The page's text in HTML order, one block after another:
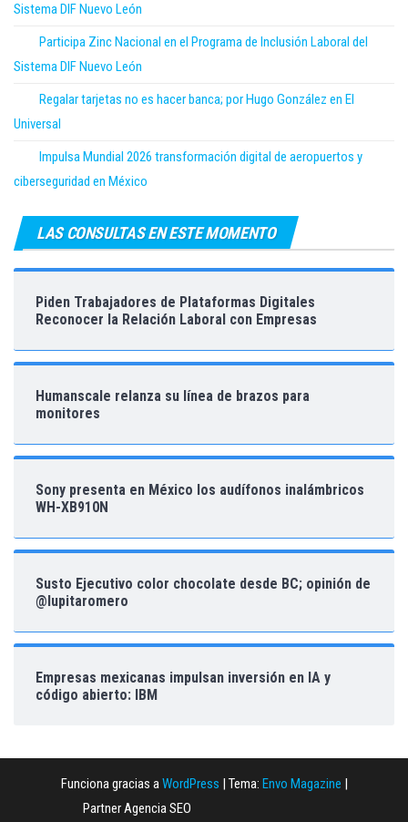
Sistema DIF Nuevo León
Participa Zinc Nacional en el Programa de Inclusión Laboral del
Sistema DIF Nuevo León
Regalar tarjetas no es hacer banca; por Hugo González en El
Universal
Impulsa Mundial 2026 transformación digital de aeropuertos y
ciberseguridad en México
LAS CONSULTAS EN ESTE MOMENTO
Piden Trabajadores de Plataformas Digitales
Reconocer la Relación Laboral con Empresas
Humanscale relanza su línea de brazos para
monitores
Sony presenta en México los audífonos inalámbricos
WH-XB910N
Susto Ejecutivo color chocolate desde BC; opinión de
@lupitaromero
Empresas mexicanas impulsan inversión en IA y
código abierto: IBM
Funciona gracias aWordPress Tema: Envo Magazine
Partner Agencia SEO